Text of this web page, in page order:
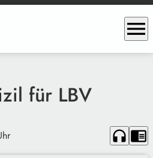
menu
für LBV
headphones chrome_reader_mode